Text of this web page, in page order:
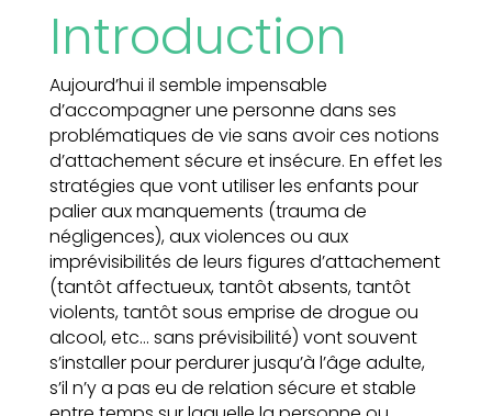
Introduction
Aujourd’hui il semble impensable
d’accompagner une personne dans ses
problématiques de vie sans avoir ces notions
d’attachement sécure et insécure. En effet les
stratégies que vont utiliser les enfants pour
palier aux manquements (trauma de
négligences), aux violences ou aux
imprévisibilités de leurs figures d’attachement
(tantôt affectueux, tantôt absents, tantôt
violents, tantôt sous emprise de drogue ou
alcool, etc… sans prévisibilité) vont souvent
s’installer pour perdurer jusqu’à l’âge adulte,
s’il n’y a pas eu de relation sécure et stable